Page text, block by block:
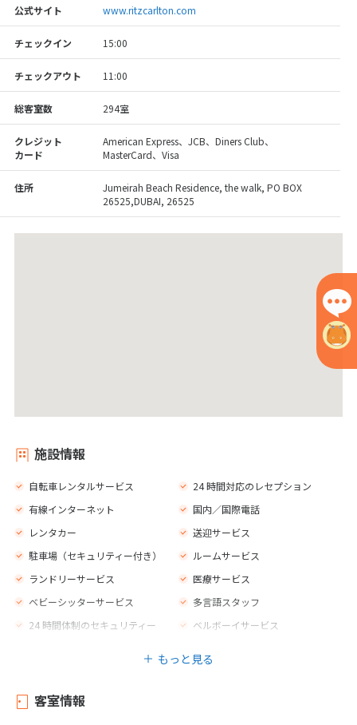
公式サイト www.ritzcarlton.com
チェックイン 15:00
チェックアウト 11:00
総客室数 294室
クレジット
カード
American Express、JCB、Diners Club、
MasterCard、Visa
住所
Jumeirah Beach Residence, the walk, PO BOX
26525,DUBAI, 26525
施設情報
自転車レンタルサービス
24 時間対応のレセプション
有線インターネット
国内／国際電話
レンタカー
送迎サービス
駐車場（セキュリティー付き）
ルームサービス
ランドリーサービス
医療サービス
ベビーシッターサービス
多言語スタッフ
24 時間体制のセキュリティー
ベルボーイサービス
庭園
もっと見る
客室情報